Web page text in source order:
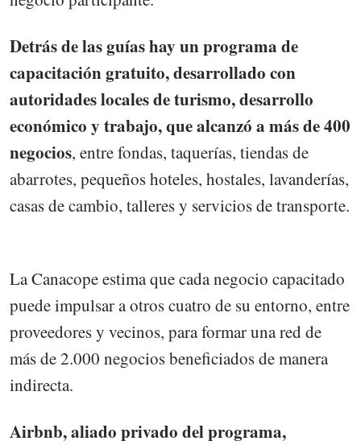
Detrás de las guías hay un programa de
capacitación gratuito, desarrollado con
autoridades locales de turismo, desarrollo
económico y trabajo, que alcanzó a más de 400
negocios, entre fondas, taquerías, tiendas de
abarrotes, pequeños hoteles, hostales, lavanderías,
casas de cambio, talleres y servicios de transporte.
La Canacope estima que cada negocio capacitado
puede impulsar a otros cuatro de su entorno, entre
proveedores y vecinos, para formar una red de
más de 2.000 negocios beneficiados de manera
indirecta.
Airbnb, aliado privado del programa,